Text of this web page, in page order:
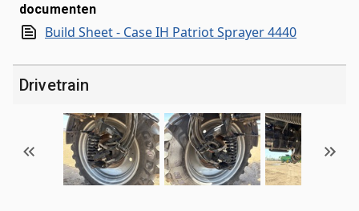
documenten
Build Sheet - Case IH Patriot Sprayer 4440
Drivetrain